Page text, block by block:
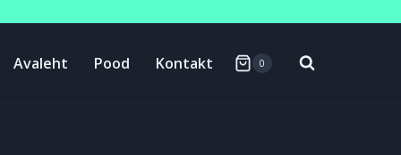
Avaleht Pood Kontakt 0